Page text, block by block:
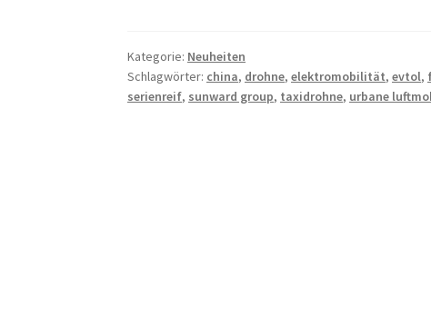
Kategorie: Neuheiten
Schlagwörter: china, drohne,elektromobilität,evtol,
serienreif, sunward group, taxidrohne, urbane